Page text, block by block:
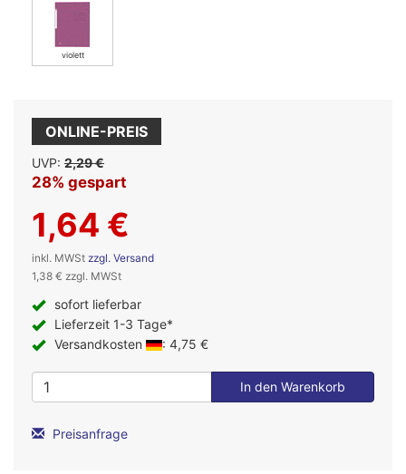
violett
ONLINE-PREIS
UVP: 2,29 €
28% gespart
1,64 €
inkl. MWSt zzgl. Versand
1,38 € zzgl. MWSt
sofort lieferbar
Lieferzeit 1-3 Tage*
Versandkosten
: 4,75 €
Preisanfrage